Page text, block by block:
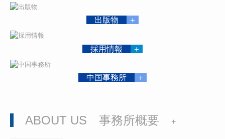
出版物 ＋
採用情報 ＋
中国事務所 ＋
ABOUT US 事務所概要 +